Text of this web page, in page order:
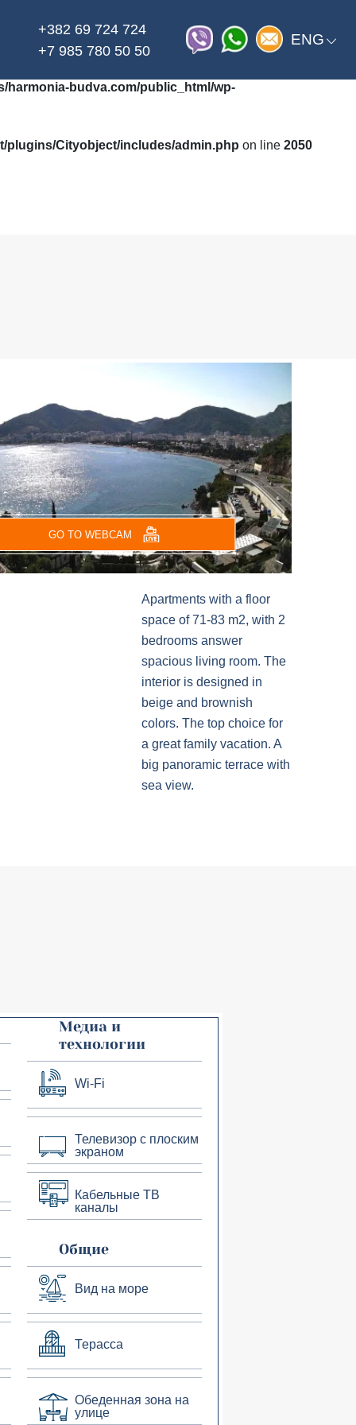
wp-content/themes/harmonia/functions.php
harmonia-budva.com/public_html/wp-
+382 69 724 724
+7 985 780 50 50
ENG
plugins/Cityobject/includes/admin.php on line 2050
GO TO WEBCAM
Apartments with a floor
space of 71-83 m2, with 2
bedrooms answer
spacious living room. The
interior is designed in
beige and brownish
colors. The top choice for
a great family vacation. A
big panoramic terrace with
sea view.
Медиа и
технологии
Wi-Fi
Телевизор с плоским
экраном
Кабельные ТВ
каналы
Общие
Вид на море
Терасса
Обеденная зона на
улице